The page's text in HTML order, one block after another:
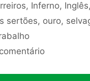
, Inferno, Inglês,
sertões, ouro,